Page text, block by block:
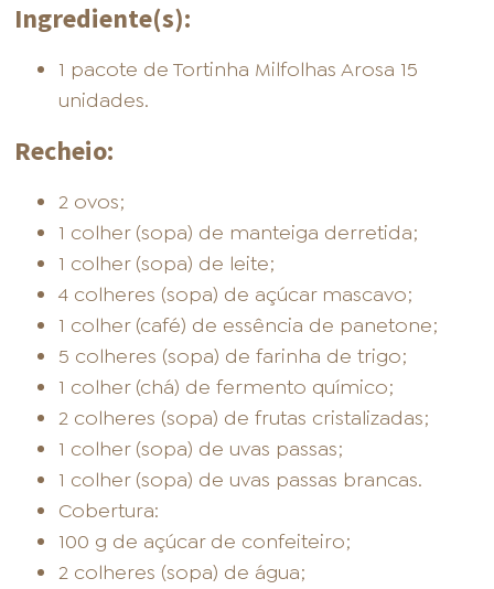
Ingrediente(s):
1 pacote de Tortinha Milfolhas Arosa 15
unidades.
Recheio:
2 ovos;
1 colher (sopa) de manteiga derretida;
1 colher (sopa) de leite;
4 colheres (sopa) de açúcar mascavo;
1 colher (café) de essência de panetone;
5 colheres (sopa) de farinha de trigo;
1 colher (chá) de fermento químico;
2 colheres (sopa) de frutas cristalizadas;
1 colher (sopa) de uvas passas;
1 colher (sopa) de uvas passas brancas.
Cobertura:
100 g de açúcar de confeiteiro;
2 colheres (sopa) de água;